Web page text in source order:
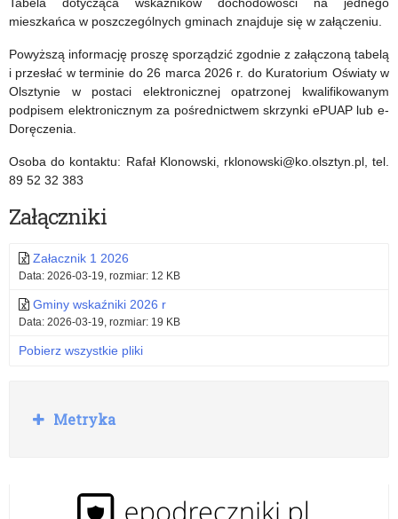
Tabela dotycząca wskaźników dochodowości na jednego
mieszkańca w poszczególnych gminach znajduje się w załączeniu.
Powyższą informację proszę sporządzić zgodnie z załączoną tabelą
i przesłać w terminie do 26 marca 2026 r. do Kuratorium Oświaty w
Olsztynie w postaci elektronicznej opatrzonej kwalifikowanym
podpisem elektronicznym za pośrednictwem skrzynki ePUAP lub e-
Doręczenia.
Osoba do kontaktu: Rafał Klonowski, rklonowski@ko.olsztyn.pl, tel.
89 52 32 383
Załączniki
Załacznik 1 2026
Data: 2026-03-19, rozmiar: 12 KB
Gminy wskaźniki 2026 r
Data: 2026-03-19, rozmiar: 19 KB
Pobierz wszystkie pliki
R
o
Metryka